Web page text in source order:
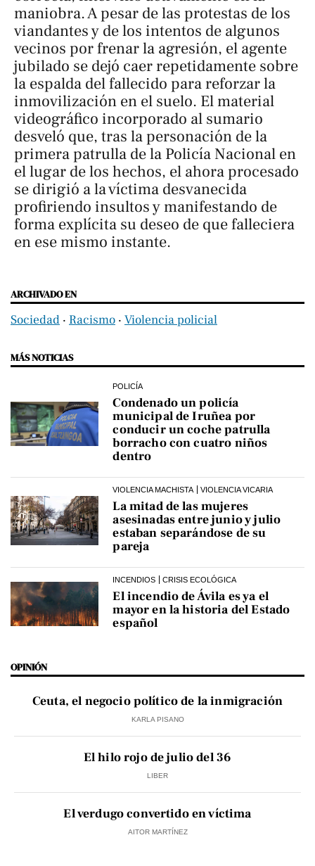
maniobra. A pesar de las protestas de los
viandantes y de los intentos de algunos
vecinos por frenar la agresión, el agente
jubilado se dejó caer repetidamente sobre
la espalda del fallecido para reforzar la
inmovilización en el suelo. El material
videográfico incorporado al sumario
desveló que, tras la personación de la
primera patrulla de la Policía Nacional en
el lugar de los hechos, el ahora procesado
se dirigió a la víctima desvanecida
profiriendo insultos y manifestando de
forma explícita su deseo de que falleciera
en ese mismo instante.
ARCHIVADO EN
Sociedad ‧ Racismo ‧ Violencia policial
MÁS NOTICIAS
POLICÍA
Condenado un policía
municipal de Iruñea por
conducir un coche patrulla
borracho con cuatro niños
dentro
VIOLENCIA MACHISTA VIOLENCIA VICARIA
La mitad de las mujeres
asesinadas entre junio y julio
estaban separándose de su
pareja
INCENDIOS CRISIS ECOLÓGICA
El incendio de Ávila es ya el
mayor en la historia del Estado
español
OPINIÓN
Ceuta, el negocio político de la inmigración
KARLA PISANO
El hilo rojo de julio del 36
LIBER
El verdugo convertido en víctima
AITOR MARTÍNEZ